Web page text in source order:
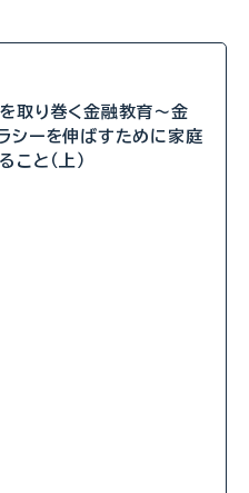
取り巻く金融教育～金
シーを伸ばすために家庭
こと（上）